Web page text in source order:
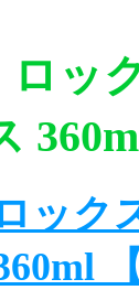
ロッ
ック